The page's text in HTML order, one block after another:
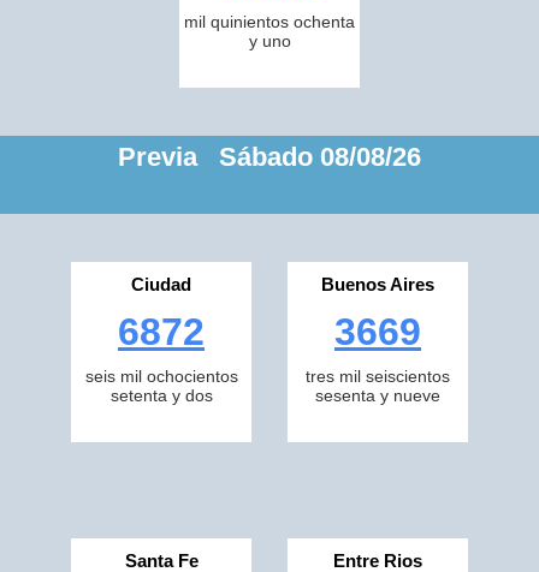
mil quinientos ochenta
y uno
Previa Sábado 08/08/26
Ciudad
6872
seis mil ochocientos
setenta y dos
Buenos Aires
3669
tres mil seiscientos
sesenta y nueve
Santa Fe Entre Rios